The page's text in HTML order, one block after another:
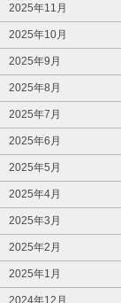
2025年11月
2025年10月
2025年9月
2025年8月
2025年7月
2025年6月
2025年5月
2025年4月
2025年3月
2025年2月
2025年1月
2024年12月